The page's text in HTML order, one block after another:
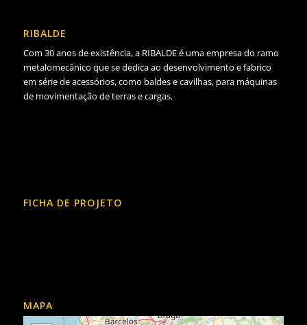
RIBALDE
Com 30 anos de existência, a RIBALDE é uma empresa do ramo
metalomecânico que se dedica ao desenvolvimento e fabrico
em série de acessórios, como baldes e cavilhas, para máquinas
de movimentação de terras e cargas.
FICHA DE PROJETO
MAPA